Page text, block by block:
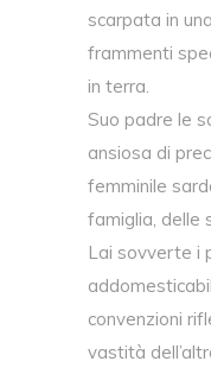
scarpata in
frammenti
in terra.
Suo padre le
ansiosa di
femminile
famiglia, delle
Lai sovverte i
convenzioni
vastità